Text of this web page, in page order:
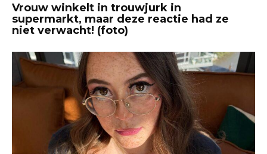
Vrouw winkelt in trouwjurk in
supermarkt, maar deze reactie had ze
niet verwacht! (foto)